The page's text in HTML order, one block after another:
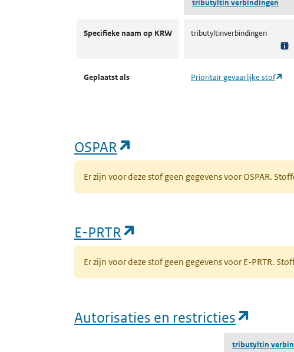
tributyltin verbindingen
Specifieke naam op KRW tributyltinverbindingen
Geplaatst als Prioritair gevaarlijke stof
OSPAR
Er zijn voor deze stof geen gegevens voor OSPAR.
E-PRTR
Er zijn voor deze stof geen gegevens voor E-PRTR.
Autorisaties en restricties
tributyltin